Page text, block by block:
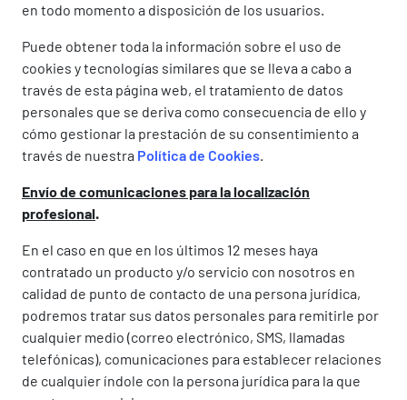
en todo momento a disposición de los usuarios.
Puede obtener toda la información sobre el uso de
cookies y tecnologías similares que se lleva a cabo a
través de esta página web, el tratamiento de datos
personales que se deriva como consecuencia de ello y
cómo gestionar la prestación de su consentimiento a
través de nuestra Política de Cookies.
Envío de comunicaciones para la localización
profesional.
En el caso en que en los últimos 12 meses haya
contratado un producto y/o servicio con nosotros en
calidad de punto de contacto de una persona jurídica,
podremos tratar sus datos personales para remitirle por
cualquier medio (correo electrónico, SMS, llamadas
telefónicas), comunicaciones para establecer relaciones
de cualquier índole con la persona jurídica para la que